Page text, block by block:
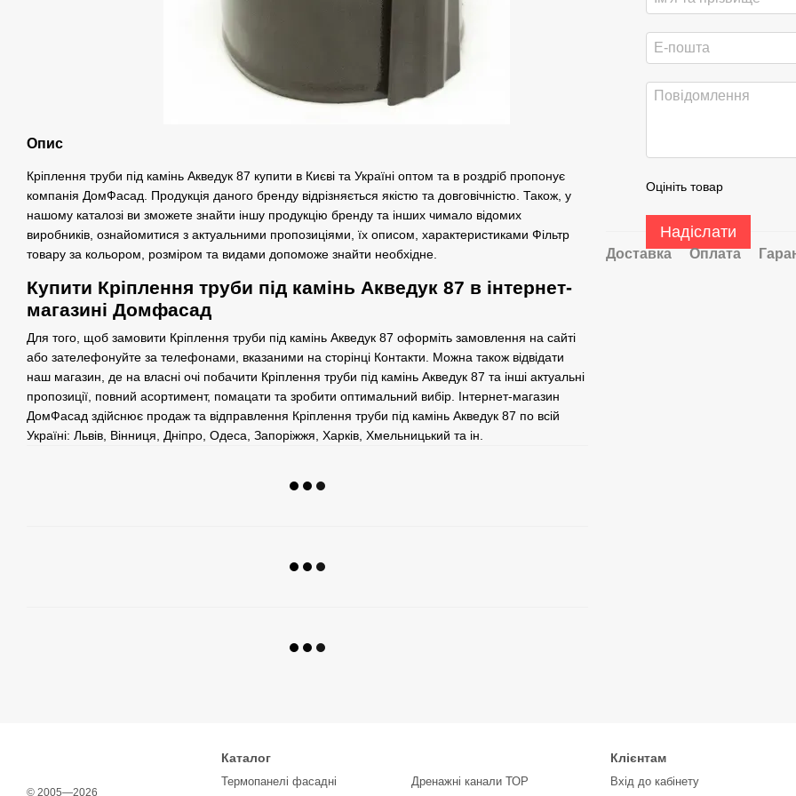
Опис
Кріплення труби під камінь Акведук 87 купити в Києві та Україні оптом та в роздріб пропонує
компанія ДомФасад. Продукція даного бренду відрізняється якістю та довговічністю. Також, у
нашому каталозі ви зможете знайти іншу продукцію бренду та інших чимало відомих
виробників, ознайомитися з актуальними пропозиціями, їх описом, характеристиками Фільтр
товару за кольором, розміром та видами допоможе знайти необхідне.
Купити Кріплення труби під камінь Акведук 87 в інтернет-
магазині Домфасад
Для того, щоб замовити Кріплення труби під камінь Акведук 87 оформіть замовлення на сайті
або зателефонуйте за телефонами, вказаними на сторінці Контакти. Можна також відвідати
наш магазин, де на власні очі побачити Кріплення труби під камінь Акведук 87 та інші актуальні
пропозиції, повний асортимент, помацати та зробити оптимальний вибір. Інтернет-магазин
ДомФасад здійснює продаж та відправлення Кріплення труби під камінь Акведук 87 по всій
Україні: Львів, Вінниця, Дніпро, Одеса, Запоріжжя, Харків, Хмельницький та ін.
Оцініть товар
Надіслати
Доставка Оплата
© 2005—2026
Каталог
Термопанелі фасадні Дренажні канали ТОР
Клієнтам
Вхід до кабінету